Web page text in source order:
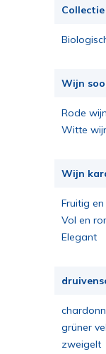
Collectie
Wijn
Rode wijn
Witte
Wijn
Fruitig
Vol en
Elegant
grüner
zweigelt